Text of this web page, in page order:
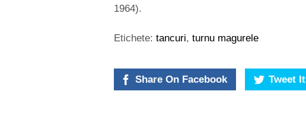
1964).
Etichete: tancuri, turnu magurele
Share On Facebook Tweet It